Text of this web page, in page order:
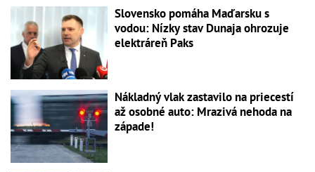
Slovensko pomáha Maďarsku s
vodou: Nízky stav Dunaja ohrozuje
elektráreň Paks
Nákladný vlak zastavilo na priecestí
až osobné auto: Mrazivá nehoda na
západe!